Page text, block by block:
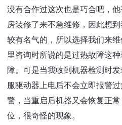
没有合作过这次也是巧合吧，
房装修了来不急维修，因此想
较有名气的，所以选择我们来
里咨询时所说的是过热故障这
障。可是当我收到机器检测时
服驱动器上电后不会立即报警
警，当重启后机器又会恢复正
位，很奇怪的现象。